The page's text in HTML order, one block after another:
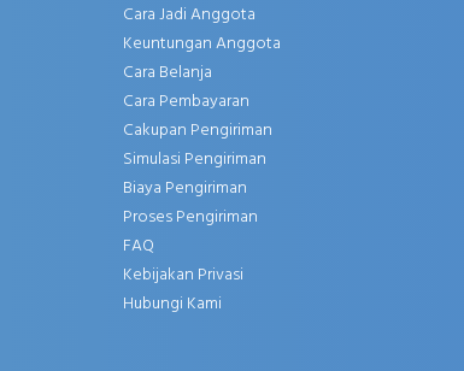
Cara Jadi Anggota
Keuntungan Anggota
Cara Belanja
Cara Pembayaran
Cakupan Pengiriman
Simulasi Pengiriman
Biaya Pengiriman
Proses Pengiriman
FAQ
Kebijakan Privasi
Hubungi Kami